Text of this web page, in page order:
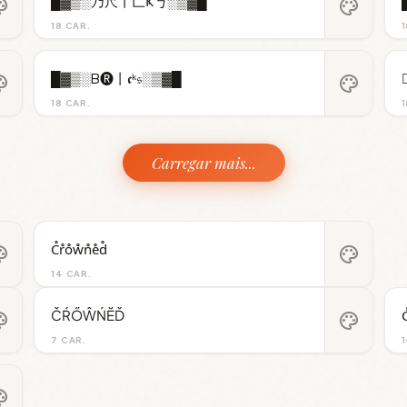
18 CAR.
palette
18 CAR.
█▓▒░B🅡丨𝖈ᵏ𝔰░▒▓█ palette
Carregar mais...
14 CAR.
C̊r̊o̊ẘn̊e̊d̊ palette
7 CAR.
ČŔŐŴŃĔĎ palette